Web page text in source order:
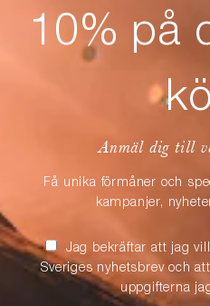
10% på
Anmäl dig till
Få unika förmåner och
kampanjer,
Jag bekräftar att jag
Sveriges nyhetsbrev och
uppgifterna